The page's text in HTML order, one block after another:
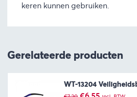
keren kunnen gebruiken.
Gerelateerde producten
WT-13204